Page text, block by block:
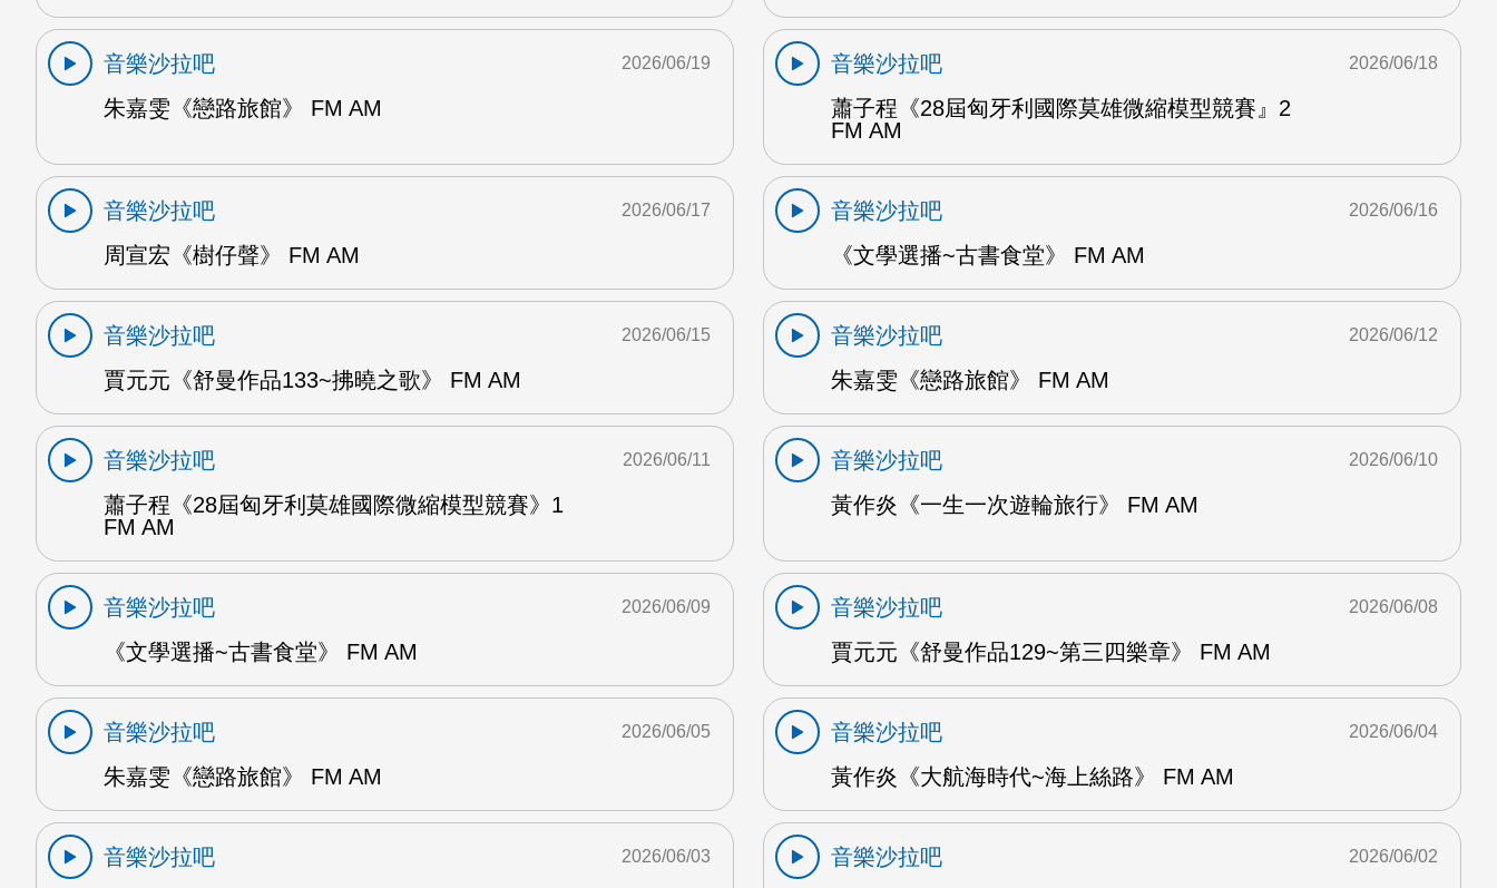
音樂沙拉吧
朱嘉雯《戀路旅館》 FM AM
2026/06/19
音樂沙拉吧
蕭子程《28屆匈牙利國際莫雄微縮模型競賽』2
FM AM
2026/06/18
音樂沙拉吧
周宣宏《樹仔聲》 FM AM
2026/06/17
音樂沙拉吧
《文學選播~古書食堂》 FM AM
2026/06/16
音樂沙拉吧
賈元元《舒曼作品133~拂曉之歌》 FM AM
2026/06/15
音樂沙拉吧
朱嘉雯《戀路旅館》 FM AM
2026/06/12
音樂沙拉吧
蕭子程《28屆匈牙利莫雄國際微縮模型競賽》1
FM AM
2026/06/11
音樂沙拉吧
黃作炎《一生一次遊輪旅行》 FM AM
2026/06/10
音樂沙拉吧
《文學選播~古書食堂》 FM AM
2026/06/09
音樂沙拉吧
賈元元《舒曼作品129~第三四樂章》 FM AM
2026/06/08
音樂沙拉吧
朱嘉雯《戀路旅館》 FM AM
2026/06/05
音樂沙拉吧
黃作炎《大航海時代~海上絲路》 FM AM
2026/06/04
音樂沙拉吧 2026/06/03 音樂沙拉吧 2026/06/02